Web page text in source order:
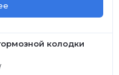
колодки